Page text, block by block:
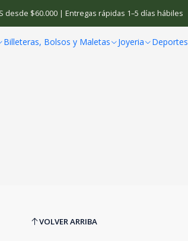
Billeteras, Bolsos y Maletas Joyeria Deportes
desde $60.000 | Entregas rápidas 1–5 días hábiles
Relojes Hombre Relojes Digitales
Relojes Digitales
VOLVER ARRIBA